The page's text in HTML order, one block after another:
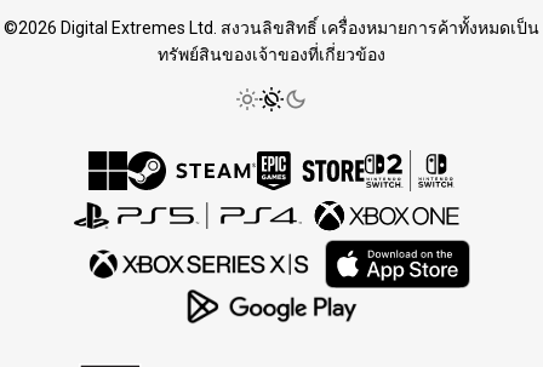
©2026 Digital Extremes Ltd. สงวนลิขสิทธิ์ เครื่องหมายการค้าทั้งหมดเป็น
ทรัพย์สินของเจ้าของที่เกี่ยวข้อง